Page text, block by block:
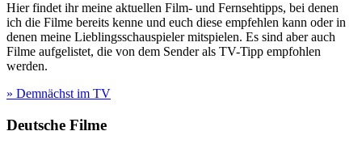
Hier findet ihr meine aktuellen Film- und Fernsehtipps, bei denen
ich die Filme bereits kenne und euch diese empfehlen kann oder in
denen meine Lieblingsschauspieler mitspielen. Es sind aber auch
Filme aufgelistet, die von dem Sender als TV-Tipp empfohlen
werden.
» Demnächst im TV
Deutsche Filme